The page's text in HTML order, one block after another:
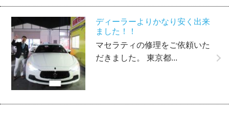
ディーラーよりかなり安く出来
ました！！
マセラティの修理をご依頼いた
だきました。 東京都...